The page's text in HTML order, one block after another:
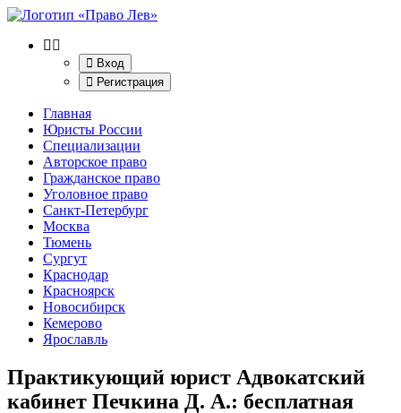
Вход
Регистрация
Главная
Юристы России
Специализации
Авторское право
Гражданское право
Уголовное право
Санкт-Петербург
Москва
Тюмень
Сургут
Краснодар
Красноярск
Новосибирск
Кемерово
Ярославль
Практикующий юрист Адвокатский
кабинет Печкина Д. А.: бесплатная